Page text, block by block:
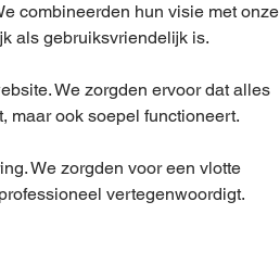
combineerden hun visie met onze
als gebruiksvriendelijk is.
We zorgden ervoor dat alles
maar ook soepel functioneert.
We zorgden voor een vlotte
vertegenwoordigt.